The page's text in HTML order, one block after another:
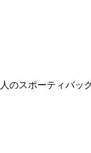
のスポーティバッ